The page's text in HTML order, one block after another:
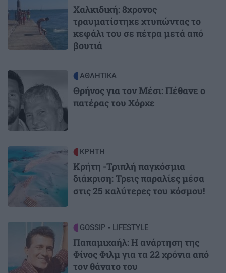
Χαλκιδική: 8χρονος
τραυματίστηκε χτυπώντας το
κεφάλι του σε πέτρα μετά από
βουτιά
Image ΑΘΛΗΤΙΚΑ
Θρήνος για τον Μέσι: Πέθανε ο
πατέρας του Χόρχε
Image ΚΡΗΤΗ
Κρήτη -Τριπλή παγκόσμια
διάκριση: Τρεις παραλίες μέσα
στις 25 καλύτερες του κόσμου!
GOSSIP - LIFESTYLE
Παπαμιχαήλ: Η ανάρτηση της
Φίνος Φιλμ για τα 22 χρόνια από
τον θάνατο του